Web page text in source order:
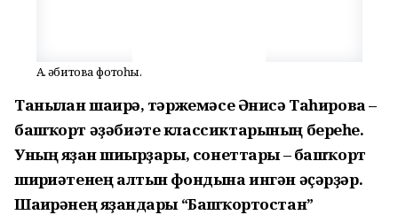
А. Ғәбитова фотоһы.
Танылған шағирә, тәржемәсе Әнисә Таһирова –
башҡорт әҙәбиәте классиктарының береһе.
Уның яҙған шиғырҙары, сонеттары – башҡорт
шиғриәтенең алтын фондына ингән әҫәрҙәр.
Шағирәнең яҙғандары “Башҡортостан”